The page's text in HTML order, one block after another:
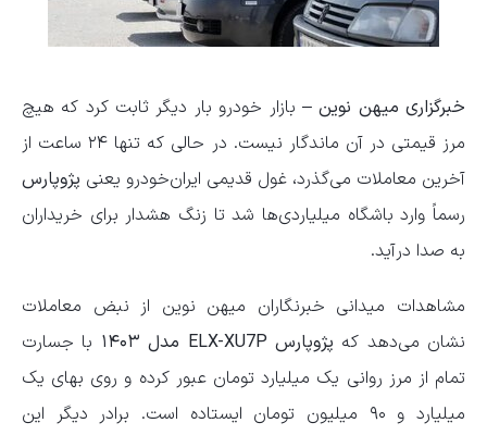
خبرگزاری میهن نوین – بازار خودرو بار دیگر ثابت کرد که هیچ
مرز قیمتی در آن ماندگار نیست. در حالی که تنها ۲۴ ساعت از
آخرین معاملات می‌گذرد، غول قدیمی ایران‌خودرو یعنی پژوپارس
رسماً وارد باشگاه میلیاردی‌ها شد تا زنگ هشدار برای خریداران
به صدا درآید.
مشاهدات میدانی خبرنگاران میهن نوین از نبض معاملات
نشان می‌دهد که پژوپارس ELX-XU7P مدل ۱۴۰۳
با جسارت
تمام از مرز روانی یک میلیارد تومان عبور کرده و روی بهای یک
میلیارد و ۹۰ میلیون تومان ایستاده است. برادر دیگر این